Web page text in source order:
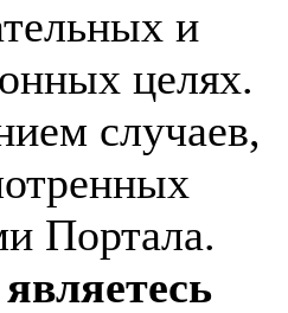
и
целях.
случаев,
Портала.